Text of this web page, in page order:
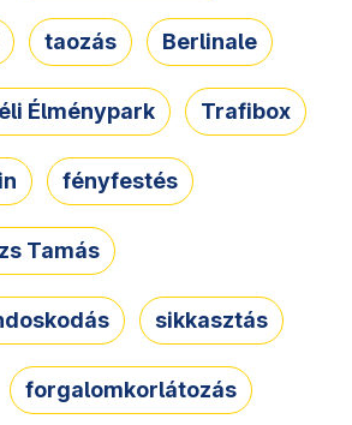
taozás Berlinale
Élménypark Trafibox
fényfestés
Tamás
sikkasztás
forgalomkorlátozás